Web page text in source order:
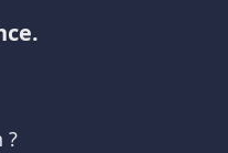
?
Supprimer